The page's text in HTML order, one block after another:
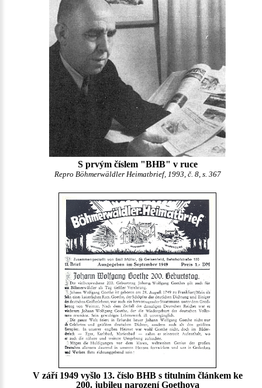
S prvým číslem "BHB" v ruce
Repro Böhmerwäldler Heimatbrief, 1993, č. 8, s. 367
V září 1949 vyšlo 13. číslo BHB s titulním článkem ke
200. jubileu narození Goethova